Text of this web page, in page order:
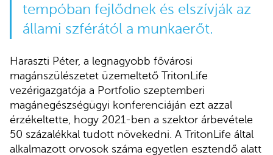
tempóban fejlődnek és elszívják az
állami szférától a munkaerőt.
Haraszti Péter, a legnagyobb fővárosi
magánszülészetet üzemeltető TritonLife
vezérigazgatója a Portfolio szeptemberi
magánegészségügyi konferenciáján ezt azzal
érzékeltette, hogy 2021-ben a szektor árbevétele
50 százalékkal tudott növekedni. A TritonLife által
alkalmazott orvosok száma egyetlen esztendő alatt